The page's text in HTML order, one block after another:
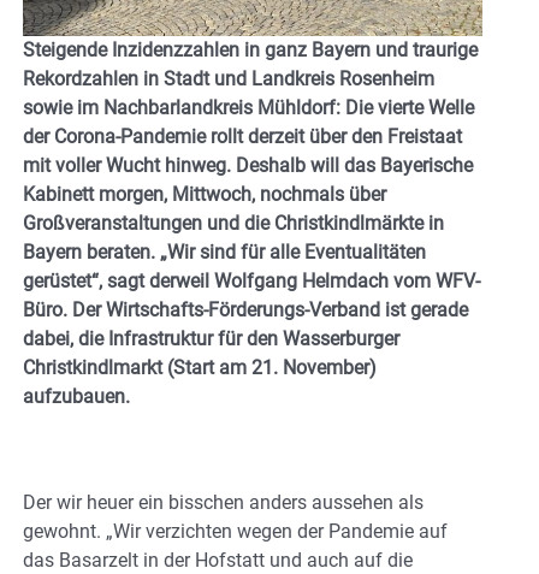
Steigende Inzidenzzahlen in ganz Bayern und traurige
Rekordzahlen in Stadt und Landkreis Rosenheim
sowie im Nachbarlandkreis Mühldorf: Die vierte Welle
der Corona-Pandemie rollt derzeit über den Freistaat
mit voller Wucht hinweg. Deshalb will das Bayerische
Kabinett morgen, Mittwoch, nochmals über
Großveranstaltungen und die Christkindlmärkte in
Bayern beraten. „Wir sind für alle Eventualitäten
gerüstet“, sagt derweil Wolfgang Helmdach vom WFV-
Büro. Der Wirtschafts-Förderungs-Verband ist gerade
dabei, die Infrastruktur für den Wasserburger
Christkindlmarkt (Start am 21. November)
aufzubauen.
Der wir heuer ein bisschen anders aussehen als
gewohnt. „Wir verzichten wegen der Pandemie auf
das Basarzelt in der Hofstatt und auch auf die